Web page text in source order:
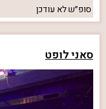
סופ״שלא עודכן
סאני לופט